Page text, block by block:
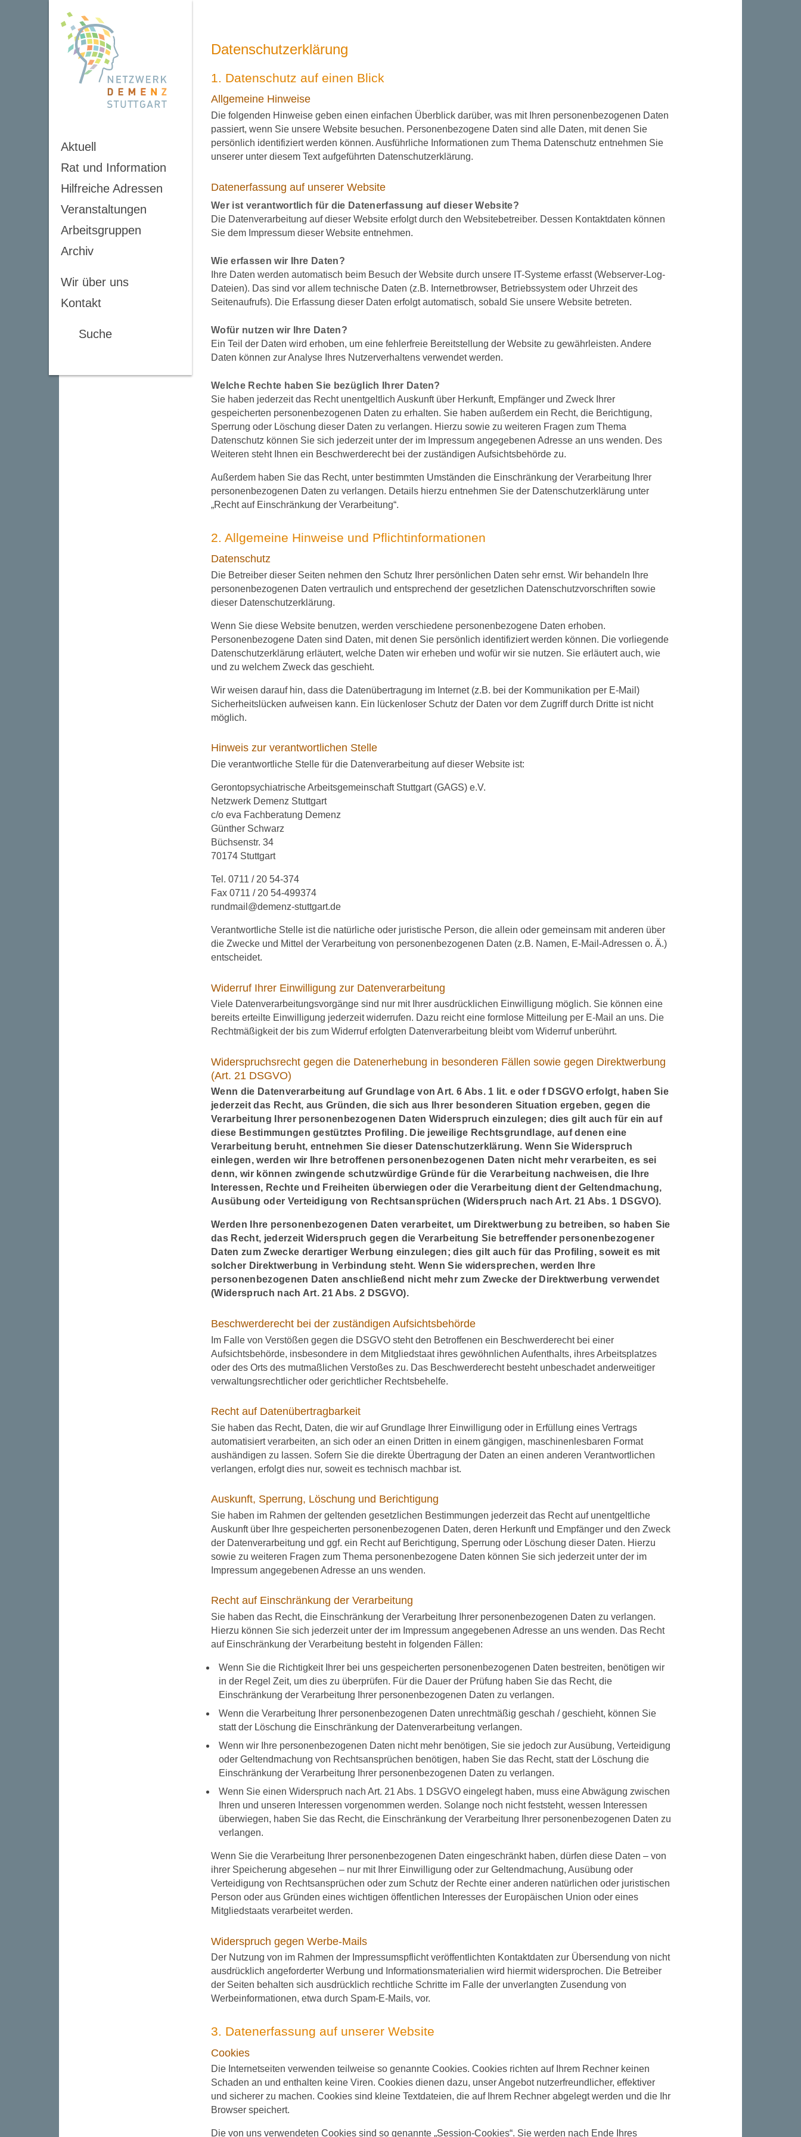
Aktuell
Rat und Information
Hilfreiche Adressen
Veranstaltungen
Arbeitsgruppen
Archiv
Wir über uns
Kontakt
Suche
Datenschutzerklärung
1. Datenschutz auf einen Blick
Allgemeine Hinweise
Die folgenden Hinweise geben einen einfachen Überblick darüber, was mit Ihren personenbezogenen Daten
passiert, wenn Sie unsere Website besuchen. Personenbezogene Daten sind alle Daten, mit denen Sie
persönlich identifiziert werden können. Ausführliche Informationen zum Thema Datenschutz entnehmen Sie
unserer unter diesem Text aufgeführten Datenschutzerklärung.
Datenerfassung auf unserer Website
Wer ist verantwortlich für die Datenerfassung auf dieser Website?
Die Datenverarbeitung auf dieser Website erfolgt durch den Websitebetreiber. Dessen Kontaktdaten können
Sie dem Impressum dieser Website entnehmen.
Wie erfassen wir Ihre Daten?
Ihre Daten werden automatisch beim Besuch der Website durch unsere IT-Systeme erfasst (Webserver-Log-
Dateien). Das sind vor allem technische Daten (z.B. Internetbrowser, Betriebssystem oder Uhrzeit des
Seitenaufrufs). Die Erfassung dieser Daten erfolgt automatisch, sobald Sie unsere Website betreten.
Wofür nutzen wir Ihre Daten?
Ein Teil der Daten wird erhoben, um eine fehlerfreie Bereitstellung der Website zu gewährleisten. Andere
Daten können zur Analyse Ihres Nutzerverhaltens verwendet werden.
Welche Rechte haben Sie bezüglich Ihrer Daten?
Sie haben jederzeit das Recht unentgeltlich Auskunft über Herkunft, Empfänger und Zweck Ihrer
gespeicherten personenbezogenen Daten zu erhalten. Sie haben außerdem ein Recht, die Berichtigung,
Sperrung oder Löschung dieser Daten zu verlangen. Hierzu sowie zu weiteren Fragen zum Thema
Datenschutz können Sie sich jederzeit unter der im Impressum angegebenen Adresse an uns wenden. Des
Weiteren steht Ihnen ein Beschwerderecht bei der zuständigen Aufsichtsbehörde zu.
Außerdem haben Sie das Recht, unter bestimmten Umständen die Einschränkung der Verarbeitung Ihrer
personenbezogenen Daten zu verlangen. Details hierzu entnehmen Sie der Datenschutzerklärung unter
„Recht auf Einschränkung der Verarbeitung“.
2. Allgemeine Hinweise und Pflichtinformationen
Datenschutz
Die Betreiber dieser Seiten nehmen den Schutz Ihrer persönlichen Daten sehr ernst. Wir behandeln Ihre
personenbezogenen Daten vertraulich und entsprechend der gesetzlichen Datenschutzvorschriften sowie
dieser Datenschutzerklärung.
Wenn Sie diese Website benutzen, werden verschiedene personenbezogene Daten erhoben.
Personenbezogene Daten sind Daten, mit denen Sie persönlich identifiziert werden können. Die vorliegende
Datenschutzerklärung erläutert, welche Daten wir erheben und wofür wir sie nutzen. Sie erläutert auch, wie
und zu welchem Zweck das geschieht.
Wir weisen darauf hin, dass die Datenübertragung im Internet (z.B. bei der Kommunikation per E-Mail)
Sicherheitslücken aufweisen kann. Ein lückenloser Schutz der Daten vor dem Zugriff durch Dritte ist nicht
möglich.
Hinweis zur verantwortlichen Stelle
Die verantwortliche Stelle für die Datenverarbeitung auf dieser Website ist:
Gerontopsychiatrische Arbeitsgemeinschaft Stuttgart (GAGS) e.V.
Netzwerk Demenz Stuttgart
c/o eva Fachberatung Demenz
Günther Schwarz
Büchsenstr. 34
70174 Stuttgart
Tel. 0711 / 20 54-374
Fax 0711 / 20 54-499374
rundmail@demenz-stuttgart.de
Verantwortliche Stelle ist die natürliche oder juristische Person, die allein oder gemeinsam mit anderen über
die Zwecke und Mittel der Verarbeitung von personenbezogenen Daten (z.B. Namen, E-Mail-Adressen o. Ä.)
entscheidet.
Widerruf Ihrer Einwilligung zur Datenverarbeitung
Viele Datenverarbeitungsvorgänge sind nur mit Ihrer ausdrücklichen Einwilligung möglich. Sie können eine
bereits erteilte Einwilligung jederzeit widerrufen. Dazu reicht eine formlose Mitteilung per E-Mail an uns. Die
Rechtmäßigkeit der bis zum Widerruf erfolgten Datenverarbeitung bleibt vom Widerruf unberührt.
Widerspruchsrecht gegen die Datenerhebung in besonderen Fällen sowie gegen Direktwerbung
(Art. 21 DSGVO)
Wenn die Datenverarbeitung auf Grundlage von Art. 6 Abs. 1 lit. e oder f DSGVO erfolgt, haben Sie
jederzeit das Recht, aus Gründen, die sich aus Ihrer besonderen Situation ergeben, gegen die
Verarbeitung Ihrer personenbezogenen Daten Widerspruch einzulegen; dies gilt auch für ein auf
diese Bestimmungen gestütztes Profiling. Die jeweilige Rechtsgrundlage, auf denen eine
Verarbeitung beruht, entnehmen Sie dieser Datenschutzerklärung. Wenn Sie Widerspruch
einlegen, werden wir Ihre betroffenen personenbezogenen Daten nicht mehr verarbeiten, es sei
denn, wir können zwingende schutzwürdige Gründe für die Verarbeitung nachweisen, die Ihre
Interessen, Rechte und Freiheiten überwiegen oder die Verarbeitung dient der Geltendmachung,
Ausübung oder Verteidigung von Rechtsansprüchen (Widerspruch nach Art. 21 Abs. 1 DSGVO).
Werden Ihre personenbezogenen Daten verarbeitet, um Direktwerbung zu betreiben, so haben Sie
das Recht, jederzeit Widerspruch gegen die Verarbeitung Sie betreffender personenbezogener
Daten zum Zwecke derartiger Werbung einzulegen; dies gilt auch für das Profiling, soweit es mit
solcher Direktwerbung in Verbindung steht. Wenn Sie widersprechen, werden Ihre
personenbezogenen Daten anschließend nicht mehr zum Zwecke der Direktwerbung verwendet
(Widerspruch nach Art. 21 Abs. 2 DSGVO).
Beschwerderecht bei der zuständigen Aufsichtsbehörde
Im Falle von Verstößen gegen die DSGVO steht den Betroffenen ein Beschwerderecht bei einer
Aufsichtsbehörde, insbesondere in dem Mitgliedstaat ihres gewöhnlichen Aufenthalts, ihres Arbeitsplatzes
oder des Orts des mutmaßlichen Verstoßes zu. Das Beschwerderecht besteht unbeschadet anderweitiger
verwaltungsrechtlicher oder gerichtlicher Rechtsbehelfe.
Recht auf Datenübertragbarkeit
Sie haben das Recht, Daten, die wir auf Grundlage Ihrer Einwilligung oder in Erfüllung eines Vertrags
automatisiert verarbeiten, an sich oder an einen Dritten in einem gängigen, maschinenlesbaren Format
aushändigen zu lassen. Sofern Sie die direkte Übertragung der Daten an einen anderen Verantwortlichen
verlangen, erfolgt dies nur, soweit es technisch machbar ist.
Auskunft, Sperrung, Löschung und Berichtigung
Sie haben im Rahmen der geltenden gesetzlichen Bestimmungen jederzeit das Recht auf unentgeltliche
Auskunft über Ihre gespeicherten personenbezogenen Daten, deren Herkunft und Empfänger und den Zweck
der Datenverarbeitung und ggf. ein Recht auf Berichtigung, Sperrung oder Löschung dieser Daten. Hierzu
sowie zu weiteren Fragen zum Thema personenbezogene Daten können Sie sich jederzeit unter der im
Impressum angegebenen Adresse an uns wenden.
Recht auf Einschränkung der Verarbeitung
Sie haben das Recht, die Einschränkung der Verarbeitung Ihrer personenbezogenen Daten zu verlangen.
Hierzu können Sie sich jederzeit unter der im Impressum angegebenen Adresse an uns wenden. Das Recht
auf Einschränkung der Verarbeitung besteht in folgenden Fällen:
Wenn Sie die Richtigkeit Ihrer bei uns gespeicherten personenbezogenen Daten bestreiten, benötigen wir
in der Regel Zeit, um dies zu überprüfen. Für die Dauer der Prüfung haben Sie das Recht, die
Einschränkung der Verarbeitung Ihrer personenbezogenen Daten zu verlangen.
Wenn die Verarbeitung Ihrer personenbezogenen Daten unrechtmäßig geschah / geschieht, können Sie
statt der Löschung die Einschränkung der Datenverarbeitung verlangen.
Wenn wir Ihre personenbezogenen Daten nicht mehr benötigen, Sie sie jedoch zur Ausübung, Verteidigung
oder Geltendmachung von Rechtsansprüchen benötigen, haben Sie das Recht, statt der Löschung die
Einschränkung der Verarbeitung Ihrer personenbezogenen Daten zu verlangen.
Wenn Sie einen Widerspruch nach Art. 21 Abs. 1 DSGVO eingelegt haben, muss eine Abwägung zwischen
Ihren und unseren Interessen vorgenommen werden. Solange noch nicht feststeht, wessen Interessen
überwiegen, haben Sie das Recht, die Einschränkung der Verarbeitung Ihrer personenbezogenen Daten zu
verlangen.
Wenn Sie die Verarbeitung Ihrer personenbezogenen Daten eingeschränkt haben, dürfen diese Daten – von
ihrer Speicherung abgesehen – nur mit Ihrer Einwilligung oder zur Geltendmachung, Ausübung oder
Verteidigung von Rechtsansprüchen oder zum Schutz der Rechte einer anderen natürlichen oder juristischen
Person oder aus Gründen eines wichtigen öffentlichen Interesses der Europäischen Union oder eines
Mitgliedstaats verarbeitet werden.
Widerspruch gegen Werbe-Mails
Der Nutzung von im Rahmen der Impressumspflicht veröffentlichten Kontaktdaten zur Übersendung von nicht
ausdrücklich angeforderter Werbung und Informationsmaterialien wird hiermit widersprochen. Die Betreiber
der Seiten behalten sich ausdrücklich rechtliche Schritte im Falle der unverlangten Zusendung von
Werbeinformationen, etwa durch Spam-E-Mails, vor.
3. Datenerfassung auf unserer Website
Cookies
Die Internetseiten verwenden teilweise so genannte Cookies. Cookies richten auf Ihrem Rechner keinen
Schaden an und enthalten keine Viren. Cookies dienen dazu, unser Angebot nutzerfreundlicher, effektiver
und sicherer zu machen. Cookies sind kleine Textdateien, die auf Ihrem Rechner abgelegt werden und die Ihr
Browser speichert.
Die von uns verwendeten Cookies sind so genannte „Session-Cookies“. Sie werden nach Ende Ihres